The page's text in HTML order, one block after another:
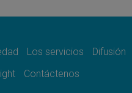
Uruguay
del Evangelio
Los servicios
Difusión
Contáctenos